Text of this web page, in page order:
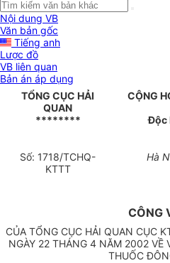
Nội dung VB
Văn bản gốc
Tiếng anh
Lược đồ
VB liên quan
Bản án áp dụng
TỔNG CỤC HẢI
QUAN
********
CỘNG
Độc
Số: 1718/TCHQ-
KTTT
Hà
CÔNG
CỦA TỔNG CỤC HẢI QUAN CỤC
NGÀY 22 THÁNG 4 NĂM 2002 VỀ
THUỐC